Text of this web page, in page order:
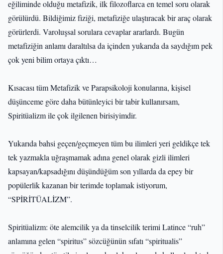
eğiliminde olduğu metafizik, ilk filozoflarca en temel soru olarak
görülürdü. Bildiğimiz fiziği, metafiziğe ulaştıracak bir araç olarak
görürlerdi. Varoluşsal sorulara cevaplar ararlardı. Bugün
metafiziğin anlamı daraltılsa da içinden yukarıda da saydığım pek
çok yeni bilim ortaya çıktı…
Kısacası tüm Metafizik ve Parapsikoloji konularına, kişisel
düşünceme göre daha bütünleyici bir tabir kullanırsam,
Spiritüalizm ile çok ilgilenen birisiyimdir.
Yukarıda bahsi geçen/geçmeyen tüm bu ilimleri yeri geldikçe tek
tek yazmakla uğraşmamak adına genel olarak gizli ilimleri
kapsayan/kapsadığını düşündüğüm son yıllarda da epey bir
popülerlik kazanan bir terimde toplamak istiyorum,
“SPİRİTÜALİZM”.
Spiritüalizm: öte alemcilik ya da tinselcilik terimi Latince “ruh”
anlamına gelen “spiritus” sözcüğünün sıfatı “spiritualis”